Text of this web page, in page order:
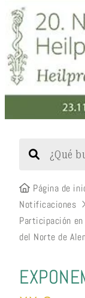
Página de
Notificaciones
Participación
del Norte de